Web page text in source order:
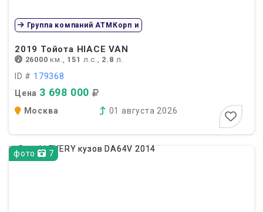
2019 Тойота HIACE VAN
26000 км., 151 л.с., 2.8 л.
ID # 179368
Цена 3 698 000
Группа компаний АТМКорп и
Москва 01 августа 2026
фото 7